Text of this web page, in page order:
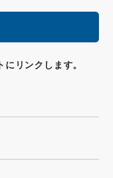
リンクします。